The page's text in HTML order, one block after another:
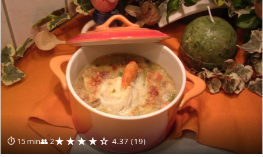
⏱ 15 min👥 2★★★★☆ 4.37 (19)